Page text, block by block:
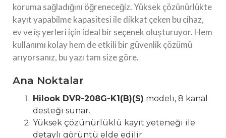
koruma sağladığını öğreneceğiz. Yüksek çözünürlükte
kayıt yapabilme kapasitesi ile dikkat çeken bu cihaz,
ev ve iş yerleri için ideal bir seçenek oluşturuyor. Hem
kullanımı kolay hem de etkili bir güvenlik çözümü
arıyorsanız, bu yazı tam size göre.
Ana Noktalar
Hilook DVR-208G-K1(B)(S) modeli, 8 kanal
desteği sunar.
Yüksek çözünürlüklü kayıt yeteneği ile
detaylı görüntü elde edilir.